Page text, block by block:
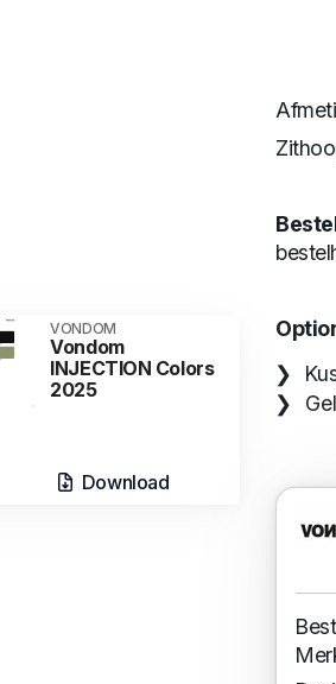
VONDOM
Vondom
INJECTION Colors
2025
Download